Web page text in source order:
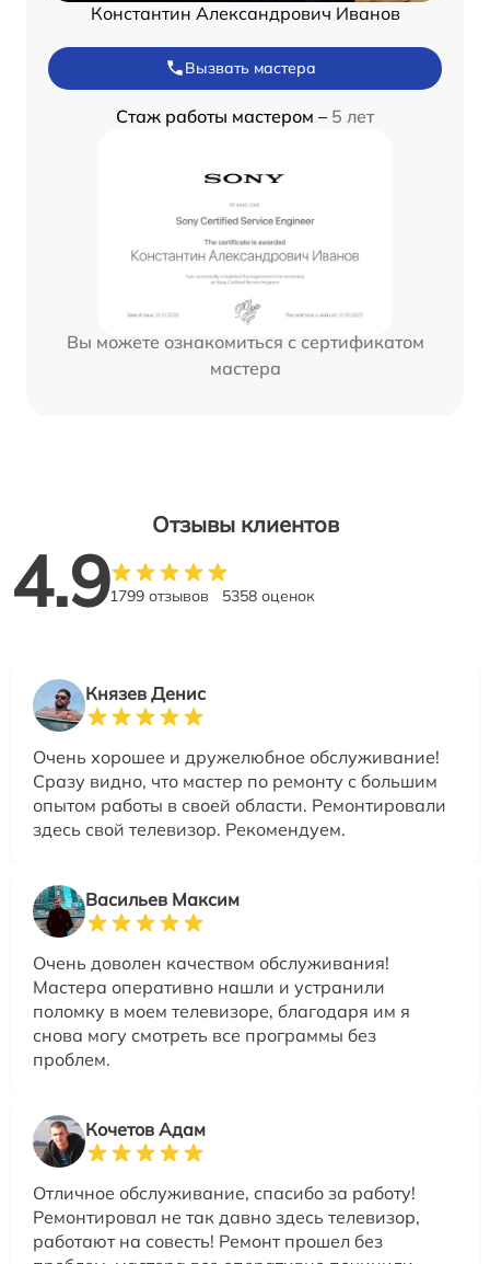
Константин Александрович Иванов
Вызвать мастера
Стаж работы мастером – 5 лет
Вы можете ознакомиться с сертификатом
мастера
Отзывы клиентов
4.91799 отзывов 5358 оценок
Князев Денис
Очень хорошее и дружелюбное обслуживание!
Сразу видно, что мастер по ремонту с большим
опытом работы в своей области. Ремонтировали
здесь свой телевизор. Рекомендуем.
Васильев Максим
Очень доволен качеством обслуживания!
Мастера оперативно нашли и устранили
поломку в моем телевизоре, благодаря им я
снова могу смотреть все программы без
проблем.
Кочетов Адам
Отличное обслуживание, спасибо за работу!
Ремонтировал не так давно здесь телевизор,
работают на совесть! Ремонт прошел без